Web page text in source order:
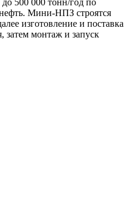
Мини-НПЗ строятся
изготовление и поставка
затем монтаж и запуск